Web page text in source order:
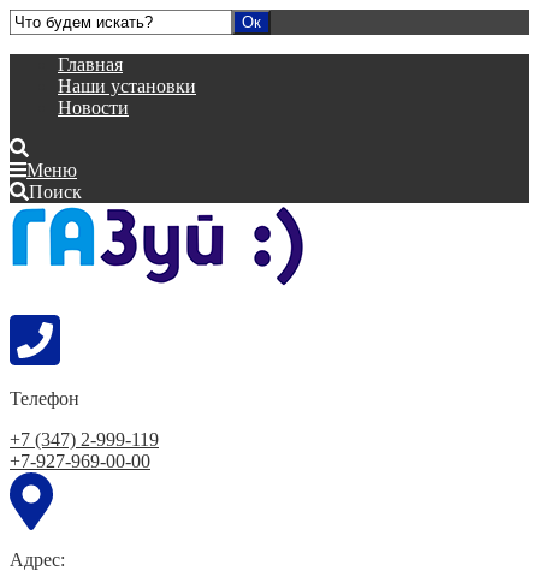
Главная
Наши установки
Новости
Меню
Поиск
Телефон
+7 (347) 2-999-119
+7-927-969-00-00
Адрес: